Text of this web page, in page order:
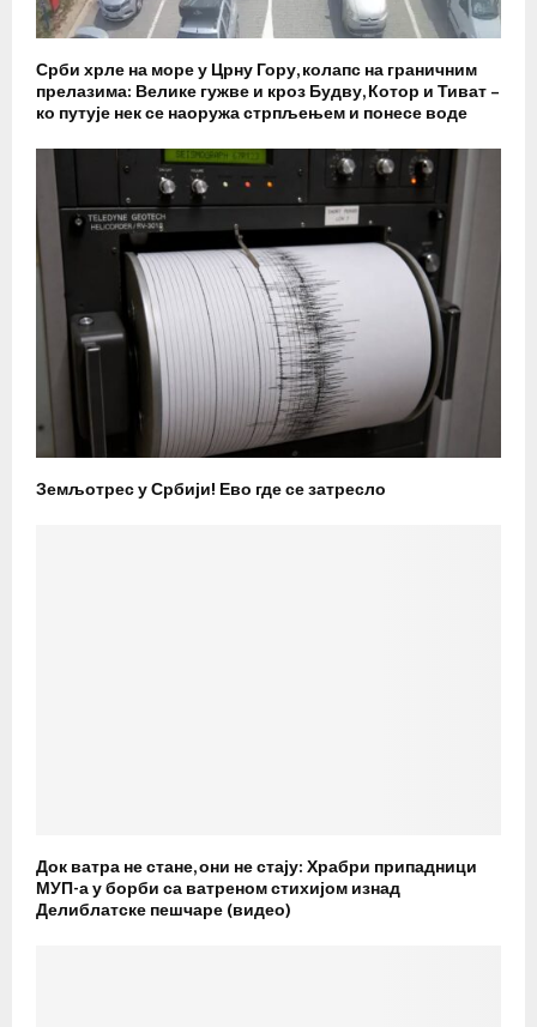
Срби хрле на море у Црну Гору, колапс на граничним
прелазима: Велике гужве и кроз Будву, Котор и Тиват –
ко путује нек се наоружа стрпљењем и понесе воде
Земљотрес у Србији! Ево где се затресло
Док ватра не стане, они не стају: Храбри припадници
МУП-а у борби са ватреном стихијом изнад
Делиблатске пешчаре (видео)